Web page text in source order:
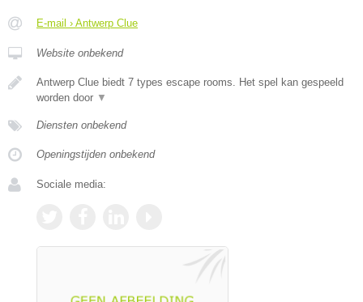
E-mail › Antwerp Clue
Website onbekend
Antwerp Clue biedt 7 types escape rooms. Het spel kan gespeeld
worden door ▼
Diensten onbekend
Openingstijden onbekend
Sociale media: